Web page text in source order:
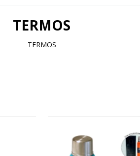
TERMOS
TERMOS